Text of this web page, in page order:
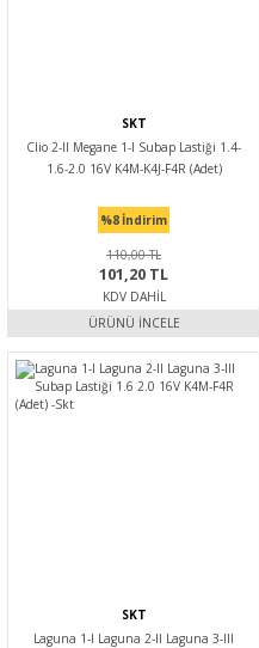
SKT
Clio 2-II Megane 1-I Subap Lastiği 1.4-
1.6-2.0 16V K4M-K4J-F4R (Adet)
%8 İndirim
110,00 TL
101,20 TL
KDV DAHIL
ÜRÜNÜ İNCELE
SKT
Laguna 1-I Laguna 2-II Laguna 3-III